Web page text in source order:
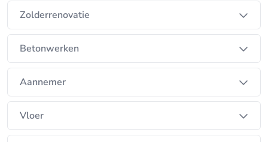
Zolderrenovatie
Betonwerken
Aannemer
Vloer